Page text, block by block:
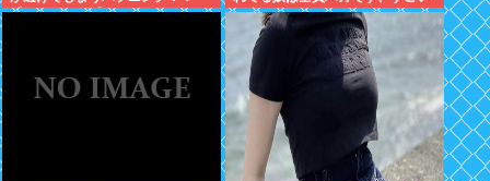
【GIF動画あり】
民度低い」